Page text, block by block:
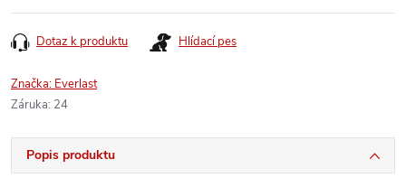
Dotaz k produktu Hlídací pes
Značka: Everlast
Záruka: 24
Popis produktu